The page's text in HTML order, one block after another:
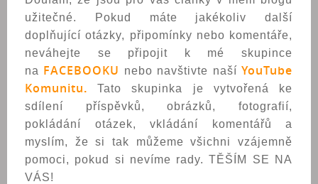
užitečné. Pokud máte jakékoliv další
doplňující otázky, připomínky nebo komentáře,
neváhejte se připojit k mé skupince
na FACEBOOKU nebo navštivte našíYouTube
Komunitu. Tato skupinka je vytvořená ke
sdílení příspěvků, obrázků, fotografií,
pokládání otázek, vkládání komentářů a
myslím, že si tak můžeme všichni vzájemně
pomoci, pokud si nevíme rady. TĚŠÍM SE NA
VÁS!